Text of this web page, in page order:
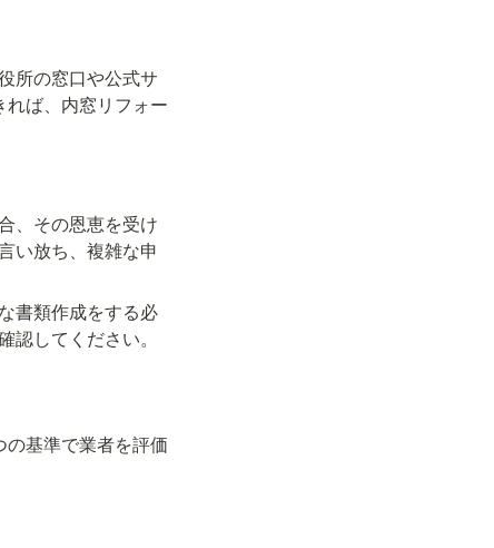
所の窓口や公式サ
ば、内窓リフォー
、その恩恵を受け
い放ち、複雑な申
書類作成をする必
してください。
基準で業者を評価